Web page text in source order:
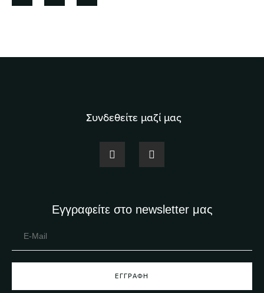
Συνδεθείτε μαζί μας
Εγγραφείτε στο newsletter μας
ΕΓΓΡΑΦΉ